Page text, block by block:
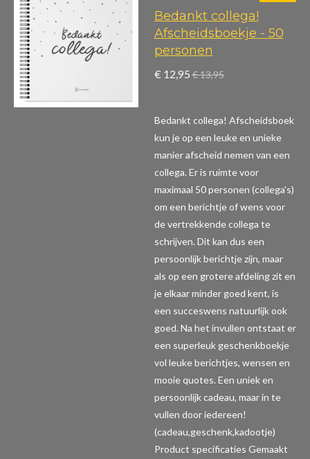
Bedankt collega!
Afscheidsboekje - 50
personen
€ 12,95 € 13,95
Bedankt collega! Afscheidsboek
kun je op een leuke en unieke
manier afscheid nemen van een
collega. Er is ruimte voor
maximaal 50 personen (collega's)
om een berichtje of wens voor
de vertrekkende collega te
schrijven. Dit kan dus een
persoonlijk berichtje zijn, maar
als op een grotere afdeling zit en
je elkaar minder goed kent, is
een succeswens natuurlijk ook
goed. Na het invullen ontstaat er
een superleuk geschenkboekje
vol leuke berichtjes, wensen en
mooie quotes. Een uniek en
persoonlijk cadeau, maar in te
vullen door iedereen!
(cadeau,geschenk,kadootje)
Product specificaties Gemaakt